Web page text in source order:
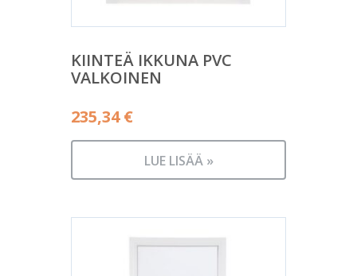
KIINTEÄ IKKUNA PVC
VALKOINEN
235,34€
LUE LISÄÄ »